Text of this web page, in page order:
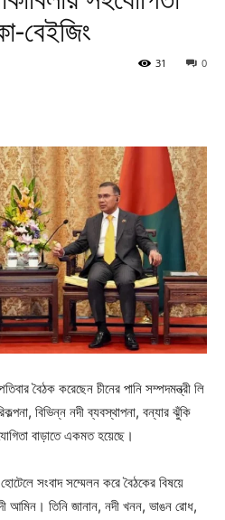
বেইজিং
0
31
বৈঠক করেছেন চীনের পানি সম্পদমন্ত্রী লি
বিভিন্ন নদী ব্যবস্থাপনা, বন্যার ঝুঁকি
বাড়াতে একমত হয়েছে।
সংবাদ সম্মেলন করে বৈঠকের বিষয়ে
আমিন। তিনি জানান, নদী খনন, ভাঙন রোধ,